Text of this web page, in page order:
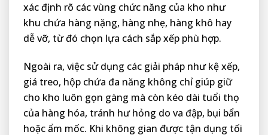
xác định rõ các vùng chức năng của kho như
khu chứa hàng nặng, hàng nhẹ, hàng khô hay
dễ vỡ, từ đó chọn lựa cách sắp xếp phù hợp.
Ngoài ra, việc sử dụng các giải pháp như kệ xếp,
giá treo, hộp chứa đa năng không chỉ giúp giữ
cho kho luôn gọn gàng mà còn kéo dài tuổi thọ
của hàng hóa, tránh hư hỏng do va đập, bụi bẩn
hoặc ẩm mốc. Khi không gian được tận dụng tối